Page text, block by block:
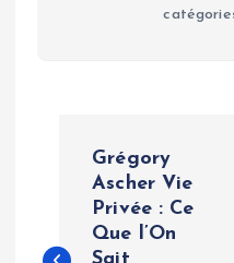
s
Grégory
Ascher Vie
Privée : Ce
Que l’On